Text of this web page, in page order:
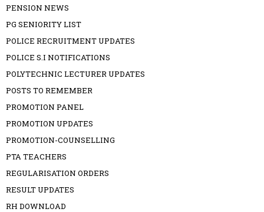
PENSION NEWS
PG SENIORITY LIST
POLICE RECRUITMENT UPDATES
POLICE S.I NOTIFICATIONS
POLYTECHNIC LECTURER UPDATES
POSTS TO REMEMBER
PROMOTION PANEL
PROMOTION UPDATES
PROMOTION-COUNSELLING
PTA TEACHERS
REGULARISATION ORDERS
RESULT UPDATES
RH DOWNLOAD